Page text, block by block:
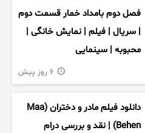
فصل دوم بامداد خمار قسمت دوم
| سریال | فیلم | نمایش خانگی |
محبوبه | سینمایی
دانلود فیلم مادر و دختران (Maa
Behen) | نقد و بررسی درام